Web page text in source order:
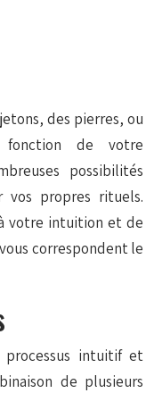
des pierres, ou
de votre
possibilités
vos propres rituels.
votre intuition et de
correspondent le
processus intuitif et
de plusieurs